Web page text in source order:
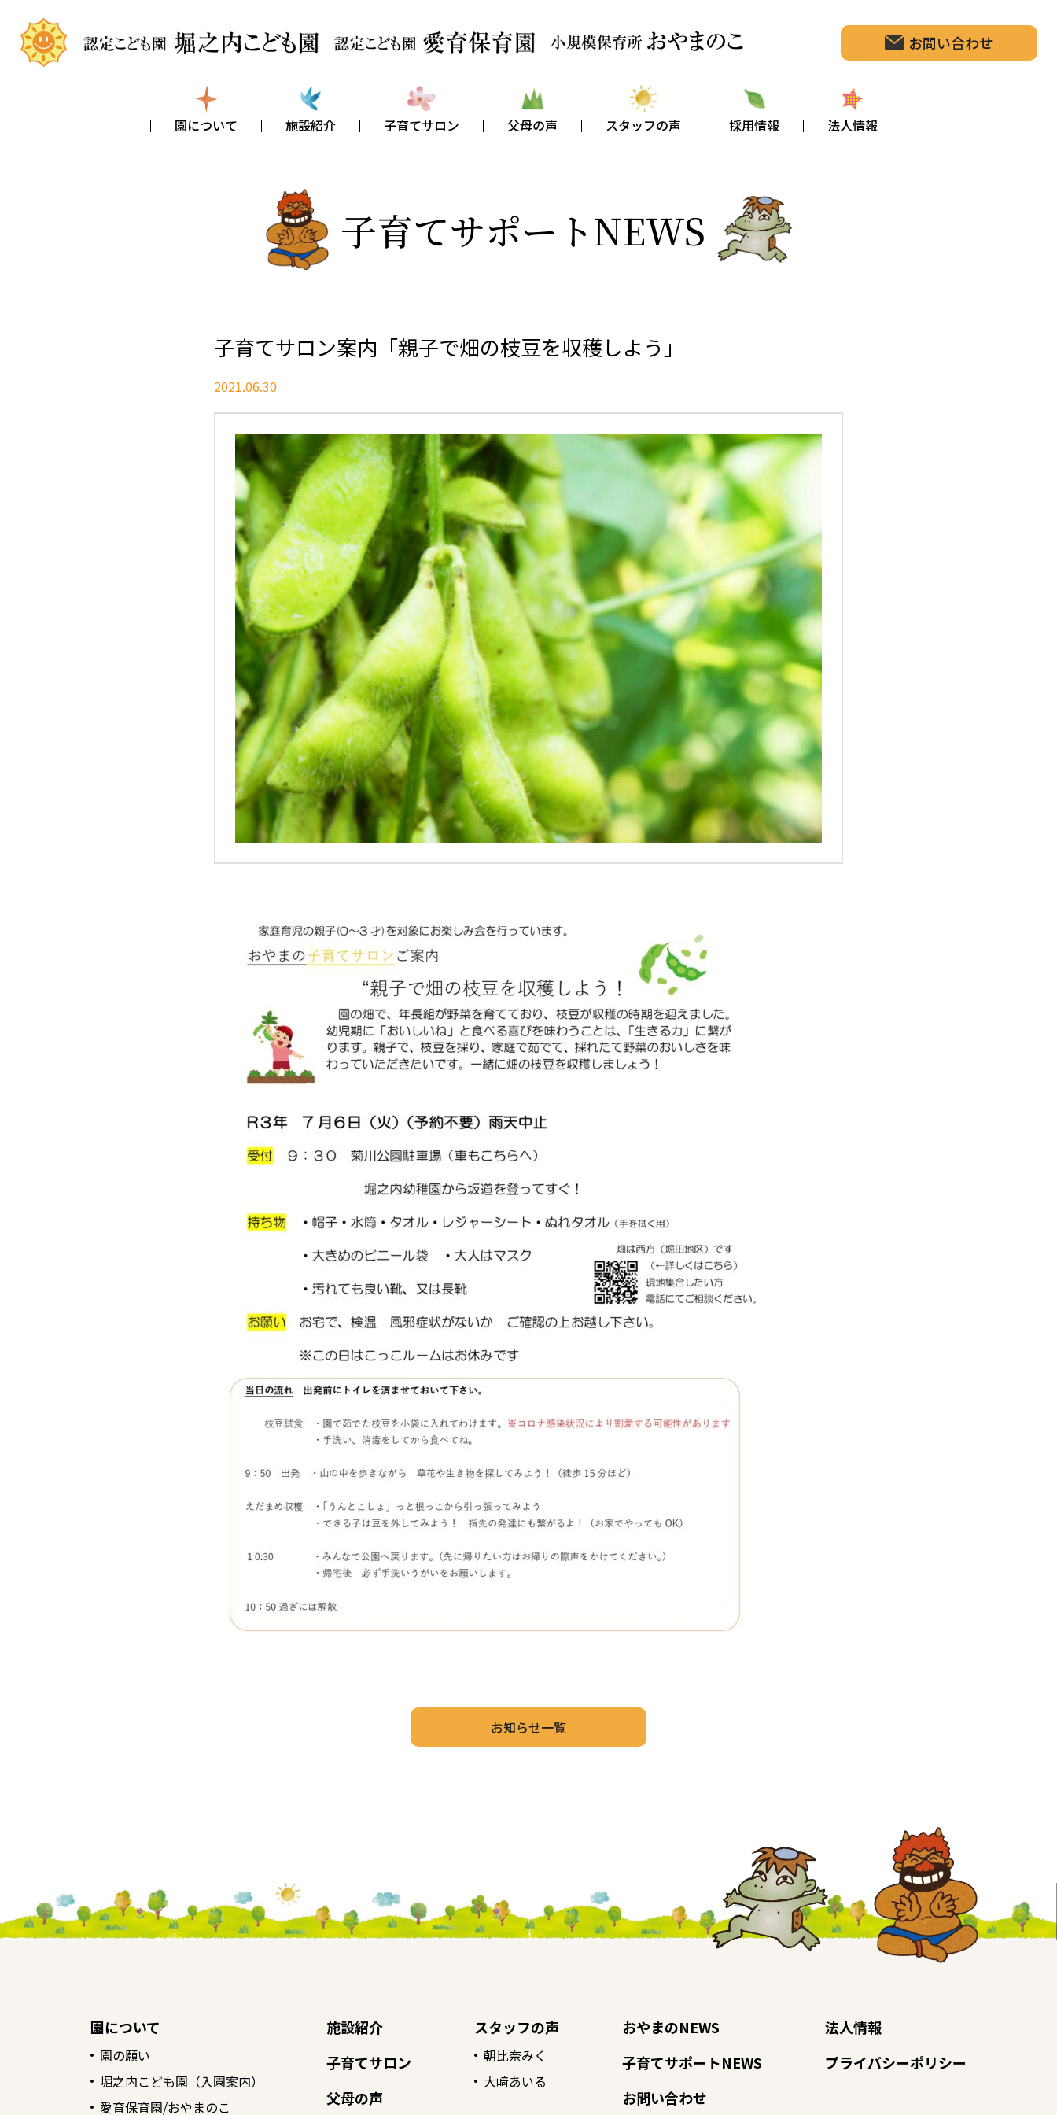
お問い合わせ
園について 施設紹介 子育てサロン 父母の声 スタッフの声 採用情報 法人情報
子育てサポートNEWS
子育てサロン案内「親子で畑の枝豆を収穫しよう」
2021.06.30
お知らせ一覧
園について
園の願い
堀之内こども園（入園案内）
愛育保育園/おやまのこ
施設紹介
子育てサロン
父母の声
スタッフの声
朝比奈みく
大﨑あいる
おやまのNEWS
子育てサポートNEWS
お問い合わせ
法人情報
プライバシーポリシー